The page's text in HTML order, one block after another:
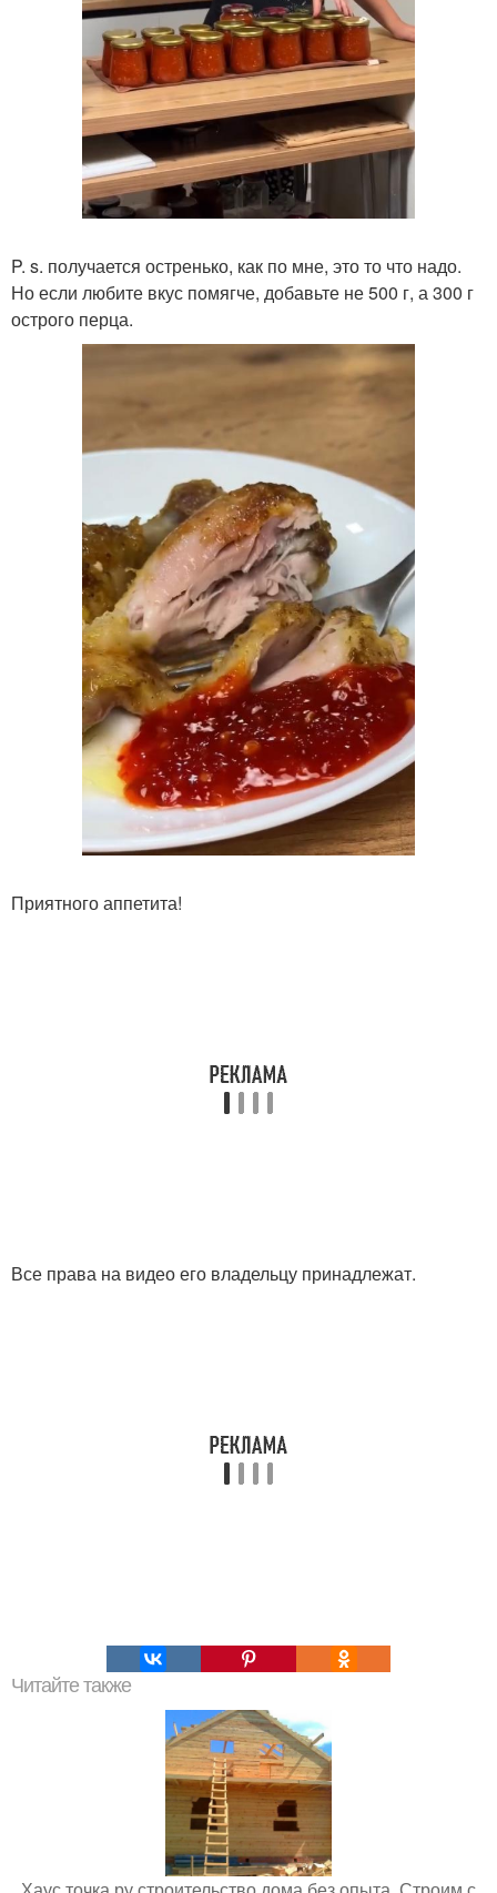
P. s. получается остренько, как по мне, это то что надо.
Но если любите вкус помягче, добавьте не 500 г, а 300 г
острого перца.
Приятного аппетита!
Все права на видео его владельцу принадлежат.
Читайте также